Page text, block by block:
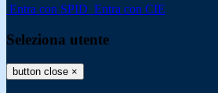
Entra con SPID Entra con CIE
Seleziona utente
button close ×